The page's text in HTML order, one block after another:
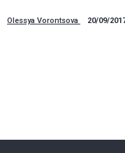
Olessya Vorontsova 20/09/